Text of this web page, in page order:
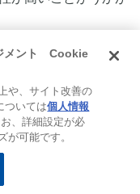
ラチナくるみん認定
県別一覧（令和8年1
メント Cookie
や、サイト改善の
ついては個人情報
、詳細設定が必
が可能です。